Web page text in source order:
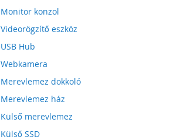
Monitor konzol
Videorögzítő eszköz
USB Hub
Webkamera
Merevlemez dokkoló
Merevlemez ház
Külső merevlemez
Külső SSD